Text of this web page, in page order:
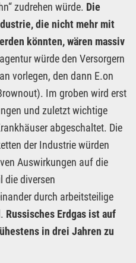
zudrehen würde. Die
die nicht mehr mit
könnten, wären massiv
würde den Versorgern
vorlegen, den dann E.on
Im groben wird erst
und zuletzt wichtige
abgeschaltet. Die
der Industrie würden
Auswirkungen auf die
die diversen
durch arbeitsteilige
Russisches Erdgas ist auf
in drei Jahren zu